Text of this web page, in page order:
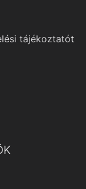
tájékoztatót